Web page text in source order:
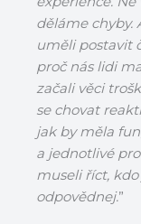
děláme chyby.
uměli postavit
proč nás lidi
začali věci
se chovat
jak by měla
a jednotlivé
museli říct, kdo
odpovědnej.”